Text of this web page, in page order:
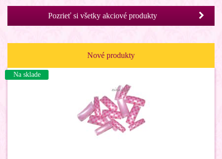
Na sklade
Pozrieť si všetky akciové produkty
Nové produkty
Na sklade